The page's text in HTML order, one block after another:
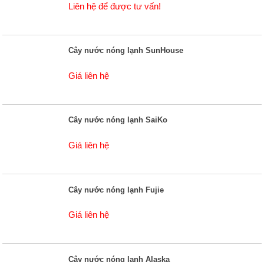
Liên hệ để được tư vấn!
Cây nước nóng lạnh SunHouse
Giá liên hệ
Cây nước nóng lạnh SaiKo
Giá liên hệ
Cây nước nóng lạnh Fujie
Giá liên hệ
Cây nước nóng lạnh Alaska